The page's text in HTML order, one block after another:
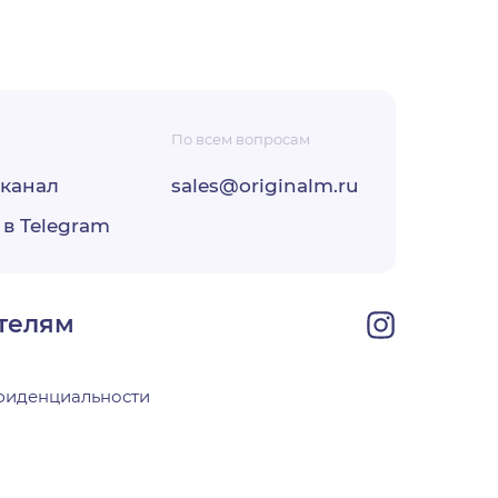
«О
Telegram
По всем вопросам
sales@originalm.ru